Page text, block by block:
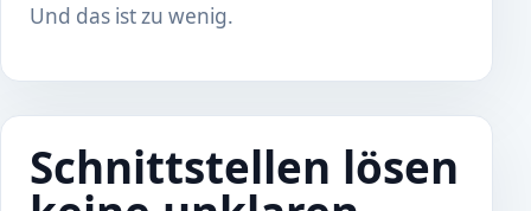
Und das ist zu wenig.
Schnittstellen lösen